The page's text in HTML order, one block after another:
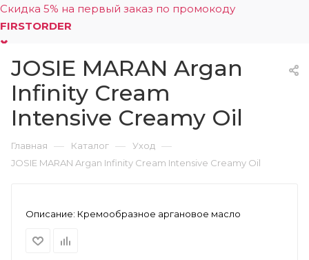
Скидка 5% на первый заказ по промокоду
FIRSTORDER
0
JOSIE MARAN Argan
Infinity Cream
Intensive Creamy Oil
Главная — Каталог — Уход —
JOSIE MARAN Argan Infinity Cream Intensive Creamy Oil
Описание: Кремообразное аргановое масло